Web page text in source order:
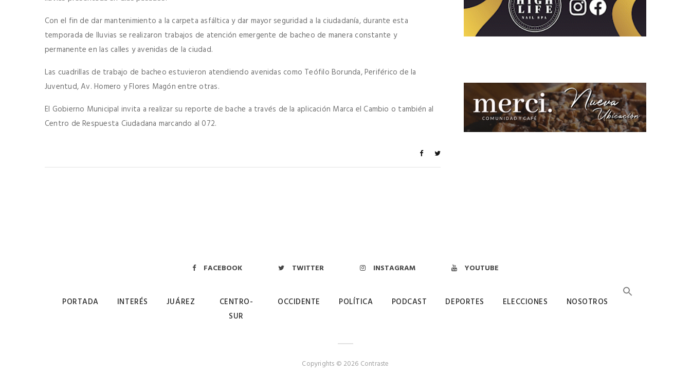
Con el fin de dar mantenimiento a la carpeta asfáltica y dar mayor seguridad a la ciudadanía, durante esta
temporada de lluvias se realizaron trabajos de atención emergente de bacheo de manera constante y
permanente en las calles y avenidas de la ciudad.
Las cuadrillas de trabajo de bacheo estuvieron atendiendo avenidas como Teófilo Borunda, Periférico de la
Juventud, Av. Homero y Flores Magón entre otras.
El Gobierno Municipal invita a realizar su reporte de bache a través de la aplicación Marca el Cambio o también al
Centro de Respuesta Ciudadana marcando al 072.
FACEBOOK TWITTER INSTAGRAM YOUTUBE
PORTADA INTERÉS JUÁREZ
CENTRO-
SUR
OCCIDENTE POLÍTICA PODCAST DEPORTES ELECCIONES NOSOTROS
Copyrights © 2026 Contraste